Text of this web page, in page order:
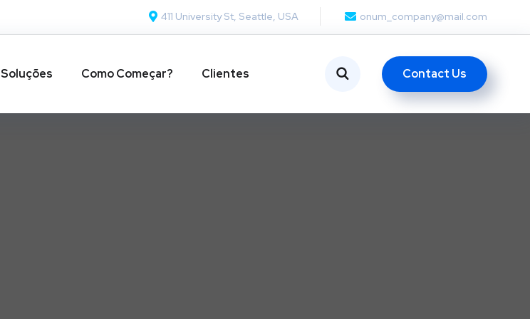
411 University St, Seattle, USA onum_company@mail.com
Soluções Como Começar? Clientes Contact Us